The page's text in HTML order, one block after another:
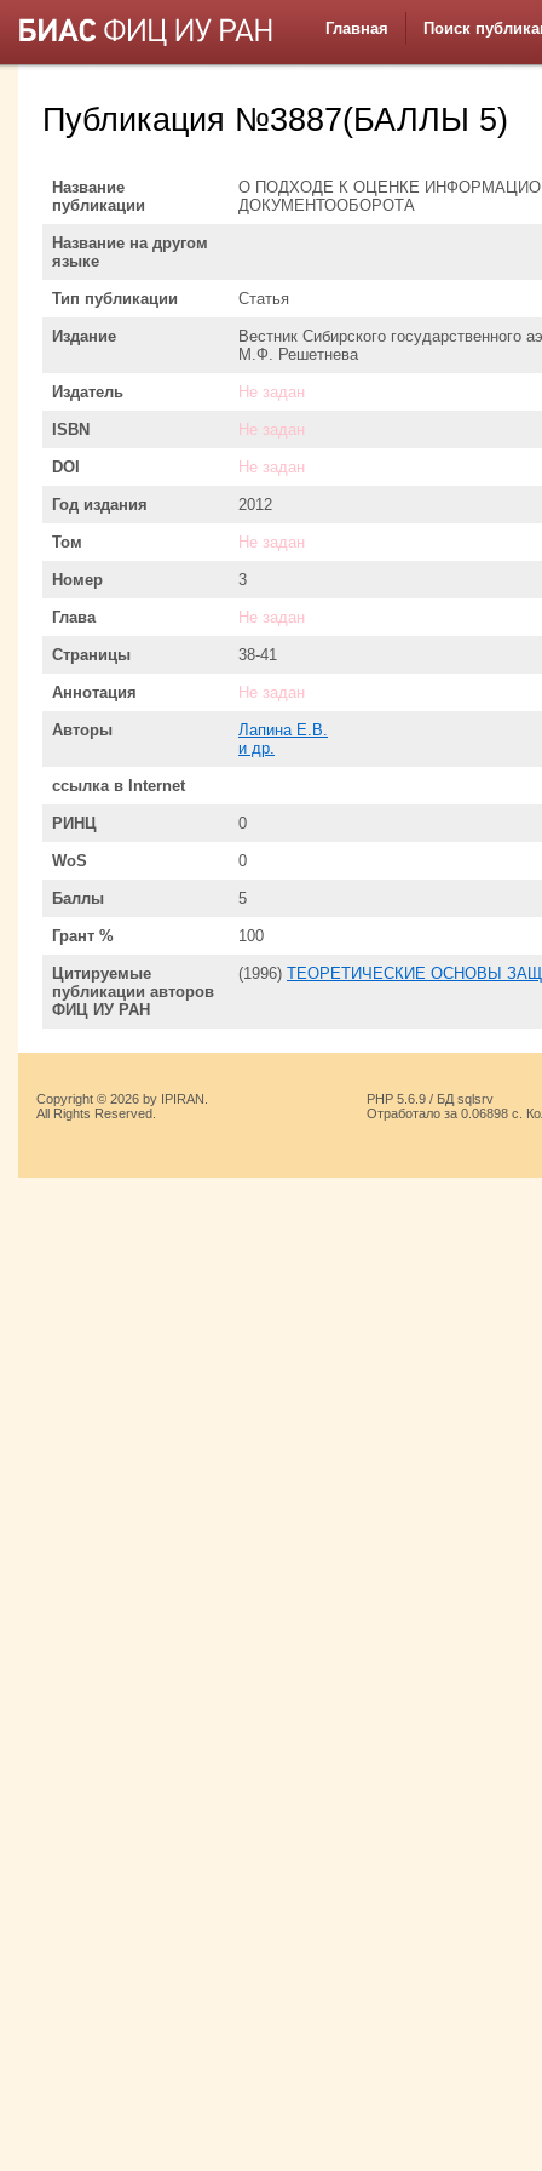
Главная Поиск
Публикация №3887(БАЛЛЫ 5)
Название
публикации
О ПОДХОДЕ К ОЦЕНКЕ
ДОКУМЕНТООБОРОТА
Название на другом
языке
Тип публикации Статья
Издание
Вестник Сибирского государственного
М.Ф. Решетнева
Издатель Не задан
ISBN Не задан
DOI Не задан
Год издания 2012
Том Не задан
Номер 3
Глава Не задан
Страницы 38-41
Аннотация Не задан
Авторы
Лапина Е.В.
и др.
ссылка в Internet
РИНЦ 0
WoS 0
Баллы 5
Грант % 100
Цитируемые
публикации авторов
ФИЦ ИУ РАН
(1996) ТЕОРЕТИЧЕСКИЕ ОСНОВЫ
Copyright © 2026 by IPIRAN.
All Rights Reserved.
PHP 5.6.9 / БД sqlsrv
Отработало за 0.06898 с.